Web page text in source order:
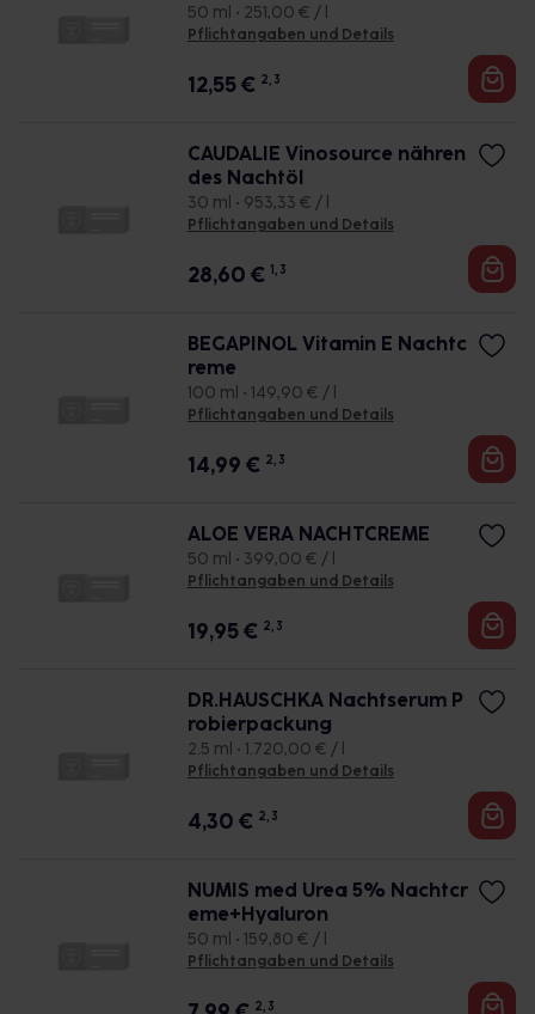
50 ml • 251,00 € / l
Pflichtangaben und Details
12,55€ 2, 3
CAUDALIE Vinosource nähren
des Nachtöl
30 ml • 953,33 € / l
Pflichtangaben und Details
28,60 € 1, 3
BEGAPINOL Vitamin E Nachtc
reme
100 ml • 149,90 € / l
Pflichtangaben und Details
14,99 € 2, 3
ALOE VERA NACHTCREME
50 ml • 399,00 € / l
Pflichtangaben und Details
19,95€ 2, 3
DR.HAUSCHKA Nachtserum P
robierpackung
2.5 ml • 1.720,00 € / l
Pflichtangaben und Details
4,30 € 2, 3
NUMIS med Urea 5% Nachtcr
eme+Hyaluron
50 ml • 159,80 € / l
Pflichtangaben und Details
2, 3